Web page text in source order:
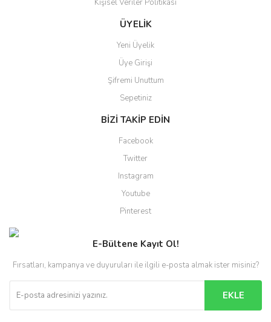
Gönder
Kişisel Veriler Politikası
ÜYELİK
Yeni Üyelik
Üye Girişi
Şifremi Unuttum
Sepetiniz
BİZİ TAKİP EDİN
Facebook
Twitter
Instagram
Youtube
Pinterest
E-Bültene Kayıt Ol!
Fırsatları, kampanya ve duyuruları ile ilgili e-posta almak ister misiniz?
EKLE